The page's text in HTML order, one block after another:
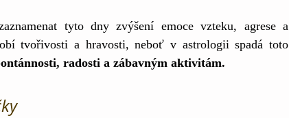
tyto dny zvýšení emoce vzteku, agrese a
tvořivosti a hravosti, neboť v astrologii spadá toto
radosti a zábavným aktivitám.